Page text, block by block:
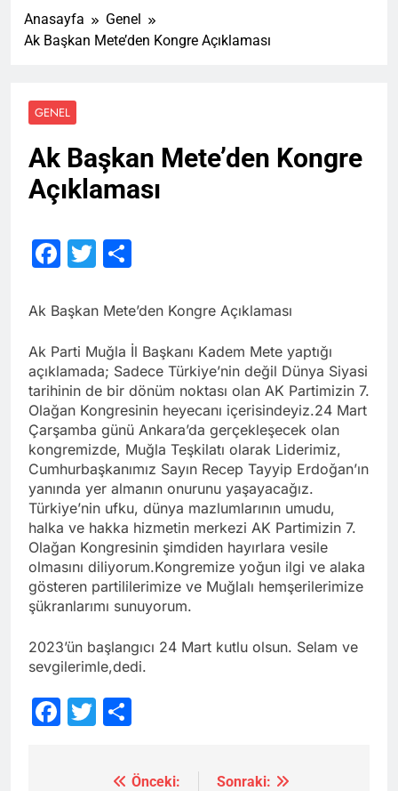
Anasayfa
Genel
Ak Başkan Mete’den Kongre Açıklaması
GENEL
Ak Başkan Mete’den Kongre
Açıklaması
Facebook
Twitter
Ak Başkan Mete’den Kongre Açıklaması
Ak Parti Muğla İl Başkanı Kadem Mete yaptığı
açıklamada; Sadece Türkiye’nin değil Dünya Siyasi
tarihinin de bir dönüm noktası olan AK Partimizin 7.
Olağan Kongresinin heyecanı içerisindeyiz.24 Mart
Çarşamba günü Ankara’da gerçekleşecek olan
kongremizde, Muğla Teşkilatı olarak Liderimiz,
Cumhurbaşkanımız Sayın Recep Tayyip Erdoğan’ın
yanında yer almanın onurunu yaşayacağız.
Türkiye’nin ufku, dünya mazlumlarının umudu,
halka ve hakka hizmetin merkezi AK Partimizin 7.
Olağan Kongresinin şimdiden hayırlara vesile
olmasını diliyorum.Kongremize yoğun ilgi ve alaka
gösteren partililerimize ve Muğlalı hemşerilerimize
şükranlarımı sunuyorum.
2023’ün başlangıcı 24 Mart kutlu olsun. Selam ve
sevgilerimle,dedi.
Facebook
Twitter
Önceki:
Sonraki: